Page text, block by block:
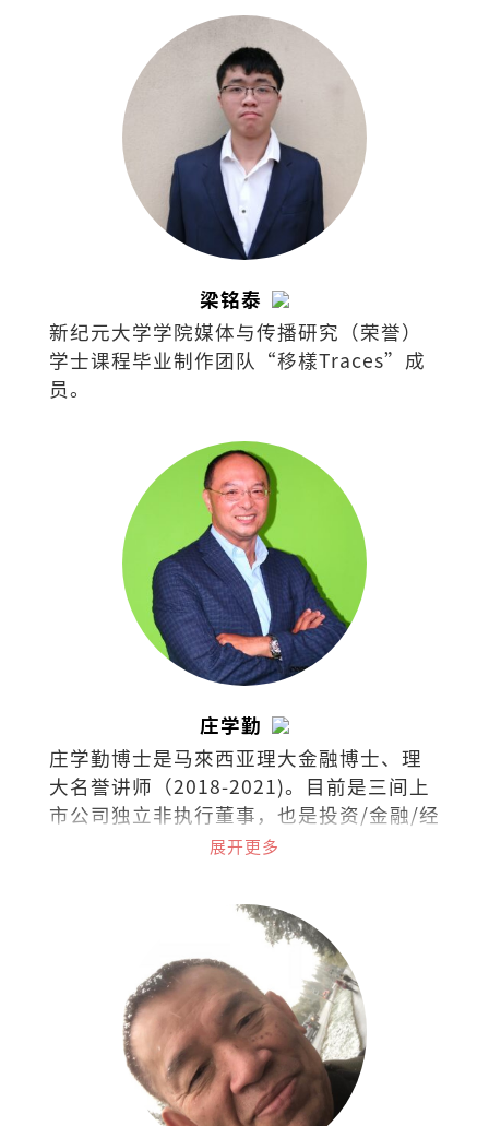
梁铭泰
新纪元大学学院媒体与传播研究（荣誉）
学士课程毕业制作团队“移樣Traces”成
员。
庄学勤
庄学勤博士是马來西亚理大金融博士、理
大名誉讲师（2018-2021)。目前是三间上
市公司独立非执行董事，也是投资/金融/经
济领域的培训讲师。展开更多